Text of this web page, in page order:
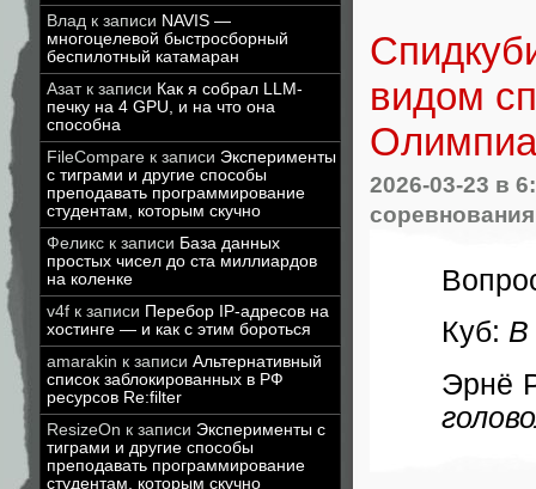
Влад к записи NAVIS —
многоцелевой быстросборный
беспилотный катамаран
Азатк записи Как я собрал LLM-
печку на 4 GPU, и на что она
способна
FileCompare к записи Эксперименты
с тиграми и другие способы
преподавать программирование
студентам, которым скучно
Феликс к записи База данных
простых чисел до ста миллиардов
на коленке
v4f к записи Перебор IP-адресов на
хостинге — и как с этим бороться
amarakin к записи Альтернативный
список заблокированных в РФ
ресурсов Re:filter
ResizeOn к записи Эксперименты с
тиграми и другие способы
преподавать программирование
студентам, которым скучно
видом
2026-03-23 в
соревнования
Куб: В
Эрнё